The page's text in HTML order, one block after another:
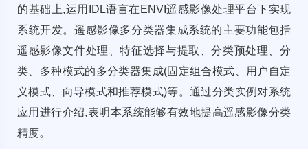
的基础上,运用IDL语言在ENVI遥感影像处理平台下实现
系统开发。遥感影像多分类器集成系统的主要功能包括
遥感影像文件处理、特征选择与提取、分类预处理、分
类、多种模式的多分类器集成(固定组合模式、用户自定
义模式、向导模式和推荐模式)等。通过分类实例对系统
应用进行介绍,表明本系统能够有效地提高遥感影像分类
精度。